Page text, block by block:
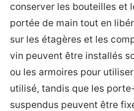
conserver les bouteilles et
portée de main tout en
sur les étagères et les
vin peuvent être installés
ou les armoires pour
utilisé, tandis que les
suspendus peuvent être